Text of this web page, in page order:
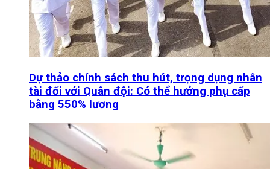
Dự thảo chính sách thu hút, trọng dụng nhân
tài đối với Quân đội: Có thể hưởng phụ cấp
bằng 550% lương